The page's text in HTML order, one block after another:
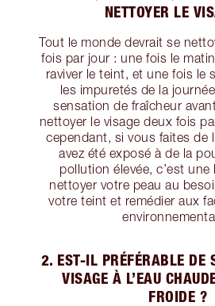
NETTOYER LE
Tout le monde devrait se
fois par jour : une fois le
raviver le teint, et une fois le
les impuretés de la
sensation de fraîcheur
nettoyer le visage deux fois
cependant, si vous faites de
avez été exposé à de la
pollution élevée, c’est
nettoyer votre peau au
votre teint et remédier aux
2. EST-IL PRÉFÉRABLE DE
VISAGE À L’EAU
FROIDE ?